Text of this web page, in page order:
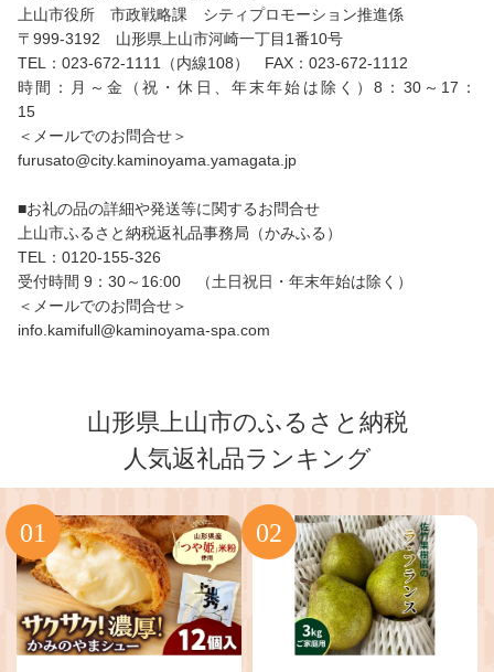
上山市役所 市政戦略課 シティプロモーション推進係
〒999-3192 山形県上山市河崎一丁目1番10号
TEL：023-672-1111（内線108） FAX：023-672-1112
時間：月～金（祝・休日、年末年始は除く）8：30～17：
15
＜メールでのお問合せ＞
furusato@city.kaminoyama.yamagata.jp
■お礼の品の詳細や発送等に関するお問合せ
上山市ふるさと納税返礼品事務局（かみふる）
TEL：0120-155-326
受付時間 9：30～16:00 （土日祝日・年末年始は除く）
＜メールでのお問合せ＞
info.kamifull@kaminoyama-spa.com
山形県上山市のふるさと納税
人気返礼品ランキング